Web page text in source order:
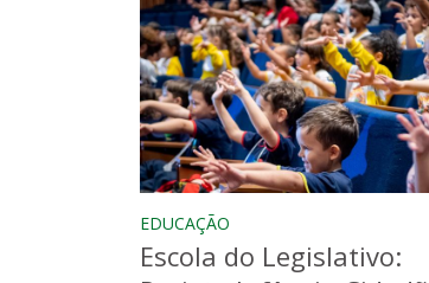
EDUCAÇÃO
Escola do Legislativo: